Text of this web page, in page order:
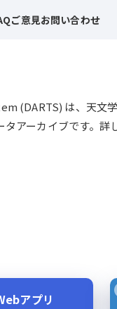
ご意見お問い合わせ
(DARTS) は、天文
アーカイブです。詳
アプリ